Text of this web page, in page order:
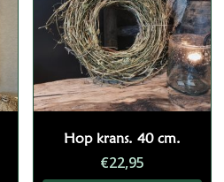
Hop krans. 40 cm.
€22,95